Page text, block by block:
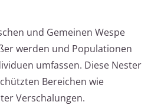
und Gemeinen Wespe
werden und Populationen
umfassen. Diese Nester
Bereichen wie
Verschalungen.